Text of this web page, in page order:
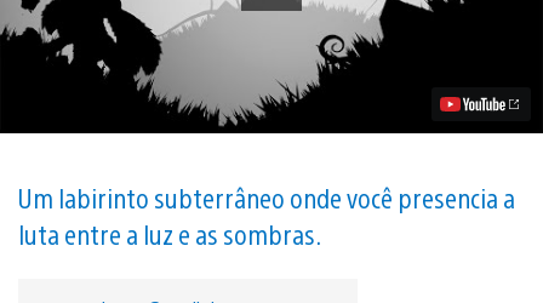
um
desafio
gravidade
que
em
31
de
Um labirinto subterrâneo onde você presencia a
luta entre a luz e as sombras.